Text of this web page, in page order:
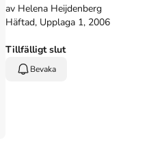
av Helena Heijdenberg
Häftad, Upplaga 1, 2006
Tillfälligt slut
Bevaka